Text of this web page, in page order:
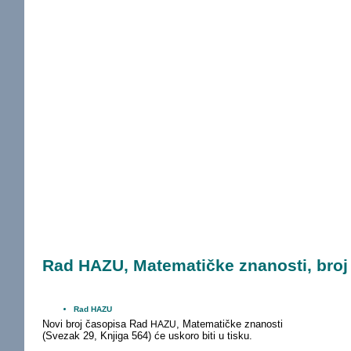
Rad HAZU, Matematičke znanosti, broj
Rad HAZU
Novi broj časopisa Rad HAZU, Matematičke znanosti
(Svezak 29, Knjiga 564) će uskoro biti u tisku.